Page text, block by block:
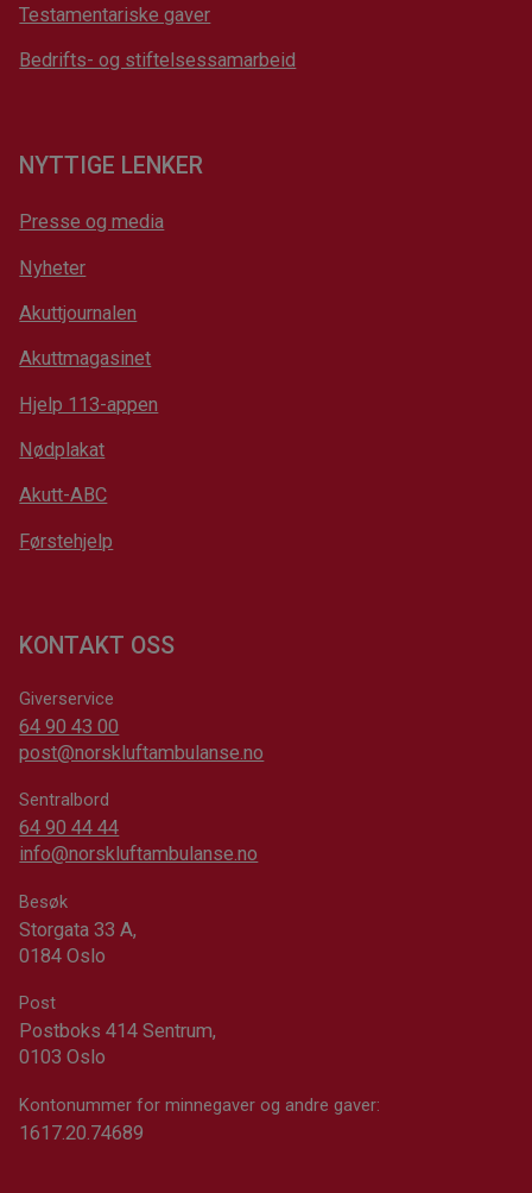
Testamentariske gaver
Bedrifts- og stiftelsessamarbeid
NYTTIGE LENKER
Presse og media
Nyheter
Akuttjournalen
Akuttmagasinet
Hjelp 113-appen
Nødplakat
Akutt-ABC
Førstehjelp
KONTAKT OSS
Giverservice
64 90 43 00
post@norskluftambulanse.no
Sentralbord
64 90 44 44
info@norskluftambulanse.no
Besøk
Storgata 33 A,
0184 Oslo
Post
Postboks 414 Sentrum,
0103 Oslo
Kontonummer for minnegaver og andre gaver:
1617.20.74689